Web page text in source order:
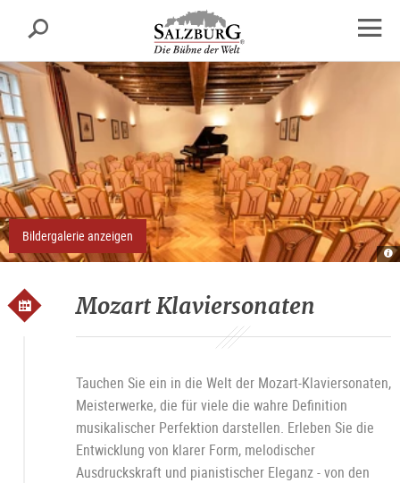
sr.skipnav.Zum
Inhalt
springen
sr.skipnav.Zum
Hauptmenü
springen
sr.skipnav.Zu
den
Kontaktinformationen
Suche
Bildergalerie anzeigen
Mozart Klaviersonaten
Tauchen Sie ein in die Welt der Mozart-Klaviersonaten,
Meisterwerke, die für viele die wahre Definition
musikalischer Perfektion darstellen. Erleben Sie die
Entwicklung von klarer Form, melodischer
Ausdruckskraft und pianistischer Eleganz - von den